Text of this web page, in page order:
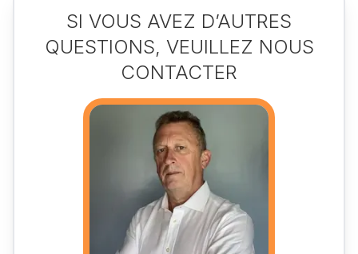
SI VOUS AVEZ D’AUTRES
QUESTIONS, VEUILLEZ NOUS
CONTACTER